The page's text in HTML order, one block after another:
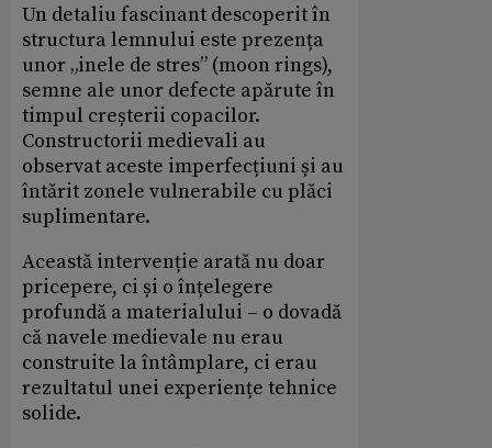
Un detaliu fascinant descoperit în
structura lemnului este prezența
unor „inele de stres” (moon rings),
semne ale unor defecte apărute în
timpul creșterii copacilor.
Constructorii medievali au
observat aceste imperfecțiuni și au
întărit zonele vulnerabile cu plăci
suplimentare.
Această intervenție arată nu doar
pricepere, ci și o înțelegere
profundă a materialului – o dovadă
că navele medievale nu erau
construite la întâmplare, ci erau
rezultatul unei experiențe tehnice
solide.